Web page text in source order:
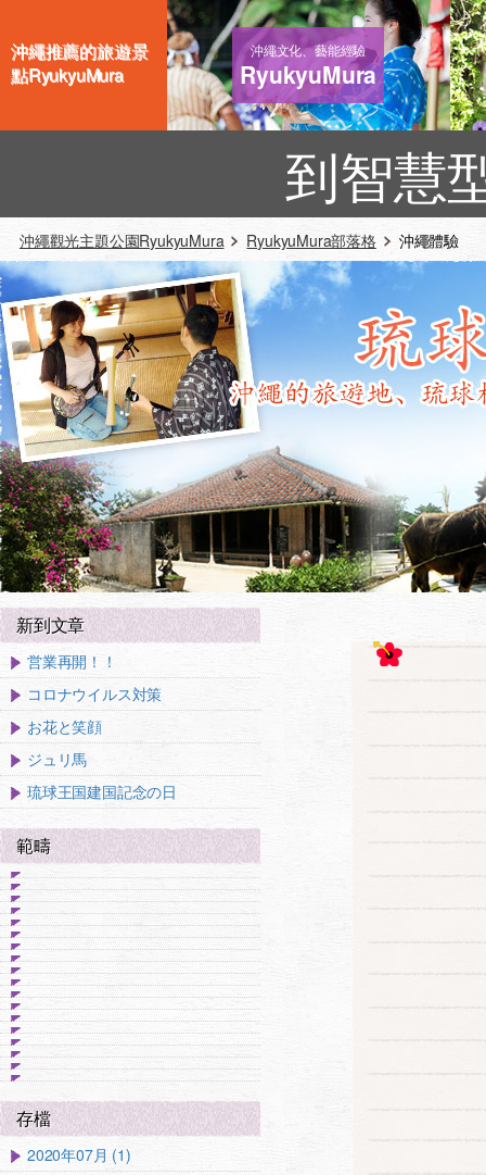
沖繩推薦的旅遊景
點RyukyuMura
沖繩文化、藝能經驗
RyukyuMura
到智慧
沖繩觀光主題公園RyukyuMura RyukyuMura部落格 沖繩體驗
新到文章
営業再開！！
コロナウイルス対策
お花と笑顔
ジュリ馬
琉球王国建国記念の日
範疇
存檔
2020年07月 (1)